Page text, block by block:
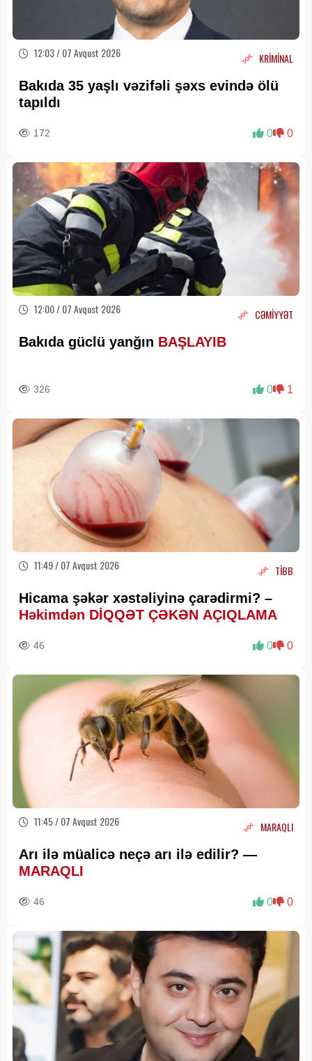
12:03 / 07 Avqust 2026 KRİMİNAL
Bakıda 35 yaşlı vəzifəli şəxs evində ölü
tapıldı
172 0 0
12:00 / 07 Avqust 2026 CƏMİYYƏT
Bakıda güclü yanğın BAŞLAYIB
326 0 1
11:49 / 07 Avqust 2026 TİBB
Hicama şəkər xəstəliyinə çarədirmi? –
Həkimdən DİQQƏT ÇƏKƏN AÇIQLAMA
46 0 0
11:45 / 07 Avqust 2026 MARAQLI
Arı ilə müalicə neçə arı ilə edilir? —
MARAQLI
46 0 0